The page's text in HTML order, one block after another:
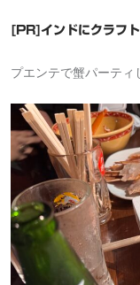
[PR]インドにクラフ
プエンテで蟹パーティ